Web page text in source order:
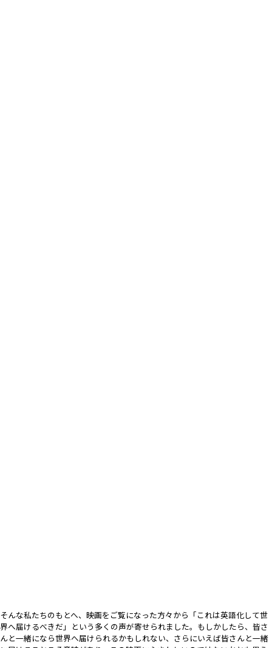
そんな私たちのもとへ、映画をご覧になった方々から「これは英語化して世
界へ届けるべきだ」という多くの声が寄せられました。もしかしたら、皆さ
んと一緒になら世界へ届けられるかもしれない、さらにいえば皆さんと一緒